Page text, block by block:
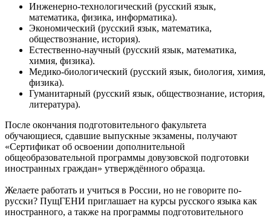
Инженерно-технологический (русский язык,
математика, физика, информатика).
Экономический (русский язык, математика,
обществознание, история).
Естественно-научный (русский язык, математика,
химия, физика).
Медико-биологический (русский язык, биология, химия,
физика).
Гуманитарный (русский язык, обществознание, история,
литература).
После окончания подготовительного факультета
обучающиеся, сдавшие выпускные экзамены, получают
«Сертификат об освоении дополнительной
общеобразовательной программы довузовской подготовки
иностранных граждан» утверждённого образца.
Желаете работать и учиться в России, но не говорите по-
русски? ПущГЕНИ приглашает на курсы русского языка как
иностранного, а также на программы подготовительного